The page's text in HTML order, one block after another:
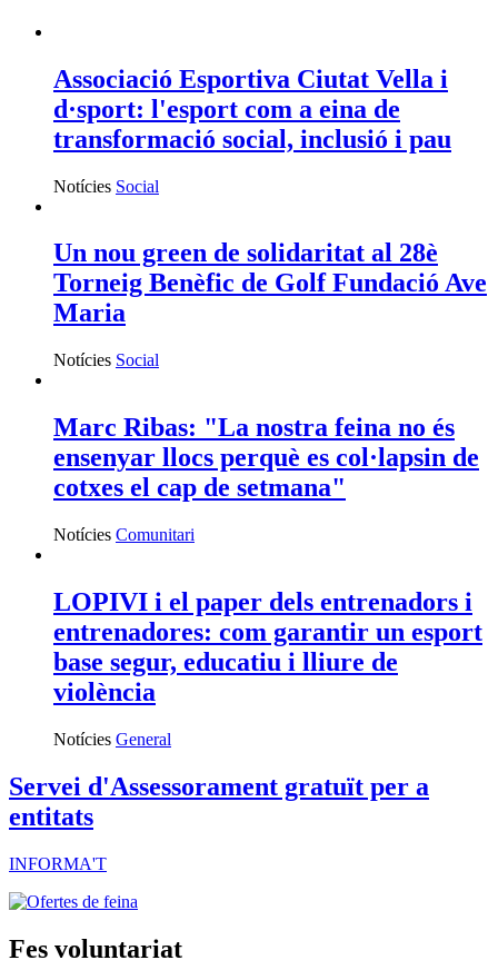
Associació Esportiva Ciutat Vella i
d·sport: l'esport com a eina de
transformació social, inclusió i pau
Notícies Social
Un nou green de solidaritat al 28è
Torneig Benèfic de Golf Fundació Ave
Maria
Notícies Social
Marc Ribas: "La nostra feina no és
ensenyar llocs perquè es col·lapsin de
cotxes el cap de setmana"
Notícies Comunitari
LOPIVI i el paper dels entrenadors i
entrenadores: com garantir un esport
base segur, educatiu i lliure de
violència
Notícies General
Servei d'Assessorament gratuït per a
entitats
INFORMA'T
Fes voluntariat